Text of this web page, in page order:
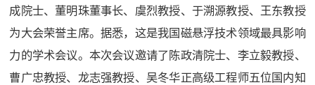
成院士、董明珠董事长、虞烈教授、于溯源教授、王东教授
为大会荣誉主席。据悉，这是我国磁悬浮技术领域最具影响
力的学术会议。本次会议邀请了陈政清院士、李立毅教授、
曹广忠教授、龙志强教授、吴冬华正高级工程师五位国内知